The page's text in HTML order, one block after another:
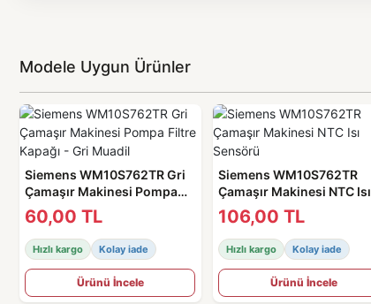
Modele Uygun Ürünler
Siemens WM10S762TR Gri
Çamaşır Makinesi Pompa
Filtre Kapağı - Gri Muadil
60,00 TL
Hızlı kargo Kolay iade
Ürünü İncele
Siemens WM10S762TR
Çamaşır Makinesi NTC Isı
Sensörü
106,00 TL
Hızlı kargo Kolay iade
Ürünü İncele